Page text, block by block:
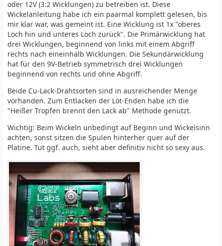
oder 12V (3:2 Wicklungen) zu betreiben ist. Diese
Wickelanleitung habe ich ein paarmal komplett gelesen, bis
mir klar war, was gemeint ist. Eine Wicklung ist 1x "oberes
Loch hin und unteres Loch zurück". Die Primärwicklung hat
drei Wicklungen, beginnend von links mit einem Abgriff
rechts nach eineinhalb Wicklungen. Die Sekundärwicklung
hat für den 9V-Betrieb symmetrisch drei Wicklungen
beginnend von rechts und ohne Abgriff.
Beide Cu-Lack-Drahtsorten sind in ausreichender Menge
vorhanden. Zum Entlacken der Löt-Enden habe ich die
"Heißer Tropfen brennt den Lack ab" Methode genutzt.
Wichtig: Beim Wickeln unbedingt auf Beginn und Wickelsinn
achten, sonst sitzen die Spulen hinterher quer auf der
Platine. Tut ggf. auch, sieht aber definitiv nicht so sexy aus.